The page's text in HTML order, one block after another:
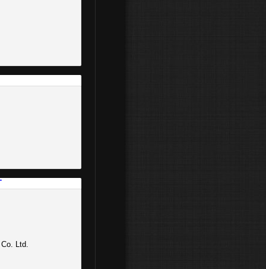
Ltd.